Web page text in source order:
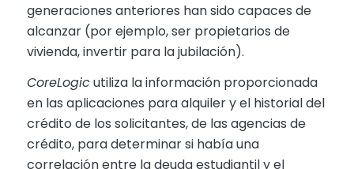
generaciones anteriores han sido capaces de
alcanzar (por ejemplo, ser propietarios de
vivienda, invertir para la jubilación).
CoreLogicutiliza la información proporcionada
en las aplicaciones para alquiler y el historial del
crédito de los solicitantes, de las agencias de
crédito, para determinar si había una
correlación entre la deuda estudiantil y el